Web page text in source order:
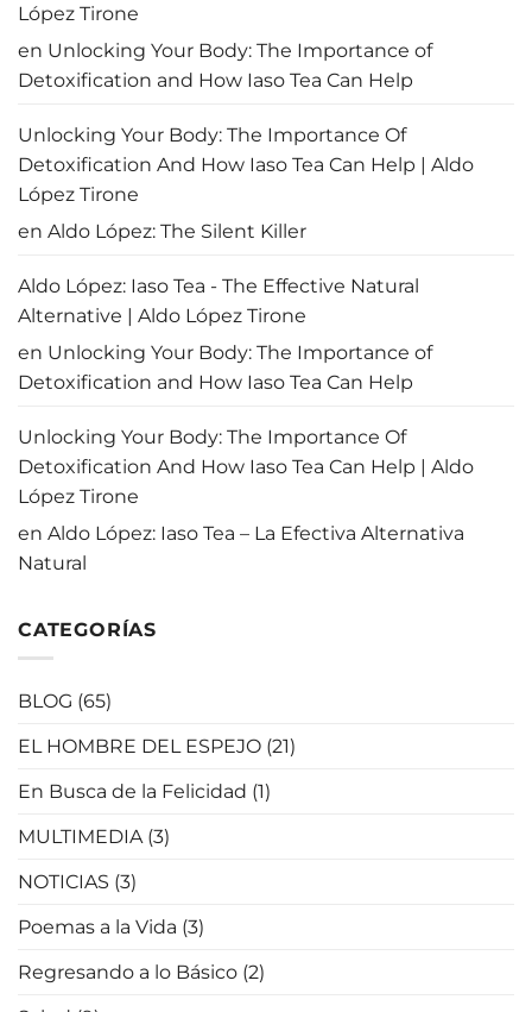
López Tirone
en Unlocking Your Body: The Importance of
Detoxification and How Iaso Tea Can Help
Unlocking Your Body: The Importance Of
Detoxification And How Iaso Tea Can Help | Aldo
López Tirone
en Aldo López: The Silent Killer
Aldo López: Iaso Tea - The Effective Natural
Alternative | Aldo López Tirone
en Unlocking Your Body: The Importance of
Detoxification and How Iaso Tea Can Help
Unlocking Your Body: The Importance Of
Detoxification And How Iaso Tea Can Help | Aldo
López Tirone
en Aldo López: Iaso Tea – La Efectiva Alternativa
Natural
CATEGORÍAS
BLOG (65)
EL HOMBRE DEL ESPEJO (21)
En Busca de la Felicidad (1)
MULTIMEDIA(3)
NOTICIAS (3)
Poemas a la Vida (3)
Regresando a lo Básico (2)